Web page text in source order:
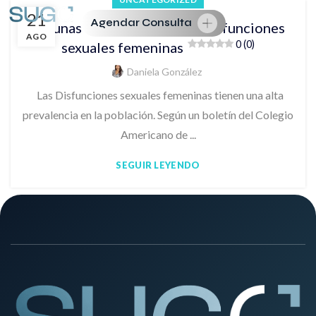
Agendar Consulta
21
AGO
Algunas estadísticas sobre disfunciones
sexuales femeninas
0 (0)
Daniela González
Las Disfunciones sexuales femeninas tienen una alta
prevalencia en la población. Según un boletín del Colegio
Americano de ...
SEGUIR LEYENDO